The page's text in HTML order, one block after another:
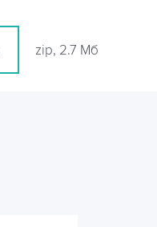
zip, 2.7 Мб